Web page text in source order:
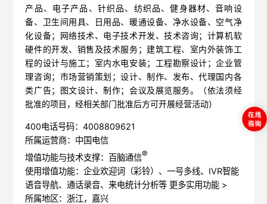
产品、电子产品、针织品、纺织品、健身器材、音响设
备、卫生间用具、日用品、暖通设备、净水设备、空气净
化设备；网络技术、电子技术开发、技术咨询；计算机软
硬件的开发、销售及技术服务；建筑工程、室内外装饰工
程的设计与施工；室内水电安装；工程勘察设计；企业管
理咨询；市场营销策划；设计、制作、发布、代理国内各
类广告；图文设计、制作；会议及展览服务。（依法须经
批准的项目，经相关部门批准后方可开展经营活动）
400电话号码：4008809621
所属运营商：中国电信
增值功能与技术支撑：百脑通信®
使用增值功能：企业欢迎词（彩铃）、一号多线、IVR智能
语音导航、通话录音、来电统计分析等 更多实用功能 >
所属地区：浙江，嘉兴